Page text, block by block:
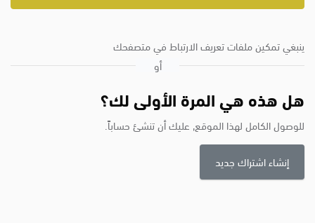
ينبغي تمكين ملفات تعريف الارتباط في متصفحك
أو
هل هذه هي المرة الأولى لك؟
للوصول الكامل لهذا الموقع, عليك أن تنشئ حساباً.
إنشاء اشتراك جديد